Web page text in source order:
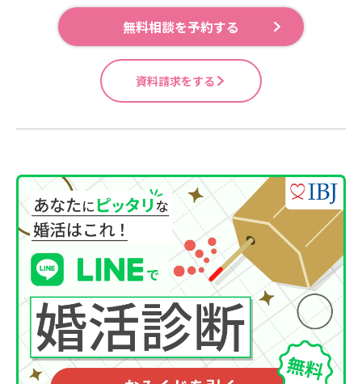
無料相談を予約する
資料請求をする